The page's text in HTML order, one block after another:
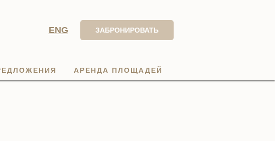
ENG ЗАБРОНИРОВАТЬ
АРЕНДА ПЛОЩАДЕЙ